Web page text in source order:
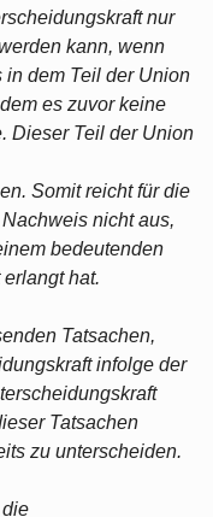
nur
kann, wenn
in dem Teil der Union
es zuvor keine
Dieser Teil der Union
Somit reicht für die
nicht aus,
bedeutenden
hat.
Tatsachen,
infolge der
Tatsachen
zu unterscheiden.